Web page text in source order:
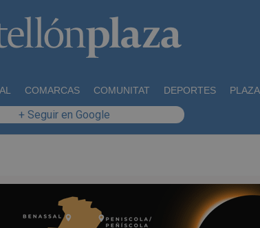
COMARCAS COMUNITAT DEPORTES
+ Seguir en Google